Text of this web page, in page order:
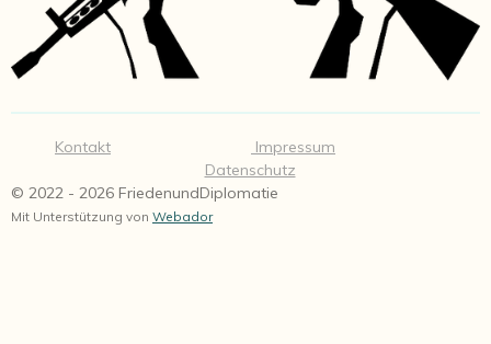
Kontakt
Impressum
Datenschutz
© 2022 - 2026 FriedenundDiplomatie
Mit Unterstützung von Webador